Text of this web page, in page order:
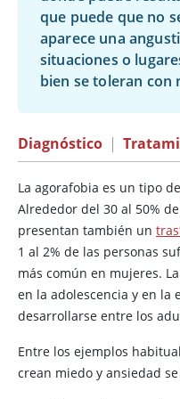
que puede que no
aparece una
situaciones o
bien se toleran con
Diagnóstico |
La agorafobia es un tipo de
Alrededor del 30 al 50%
presentan también un
1 al 2% de las personas
más común en mujeres.
en la adolescencia y en la
desarrollarse entre los
Entre los ejemplos
crean miedo y ansiedad